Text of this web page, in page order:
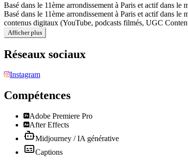
Basé dans le 11ème arrondissement à Paris et actif dans
Basé dans le 11ème arrondissement à Paris et actif dans
contenus digitaux (YouTube, podcasts filmés, UGC
Afficher plus
Réseaux sociaux
Instagram
Compétences
Adobe Premiere Pro
After Effects
Midjourney / IA générative
Captions